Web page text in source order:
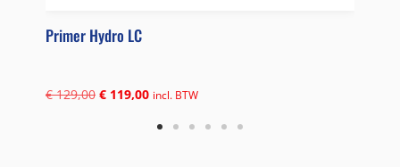
Primer Hydro LC
€129,00 € 119,00 incl. BTW